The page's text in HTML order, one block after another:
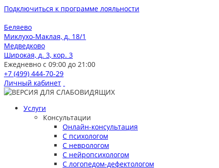
Подключиться к программе лояльности
Беляево
Миклухо-Маклая, д. 18/1
Медведково
Широкая, д. 3, кор. 3
Ежедневно с 09:00 до 21:00
+7 (499) 444-70-29
Личный кабинет
Услуги
Консультации
Онлайн-консультация
С психологом
С неврологом
С нейропсихологом
С логопедом-дефектологом